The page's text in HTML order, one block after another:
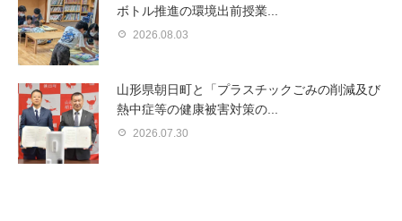
ボトル推進の環境出前授業...
2026.08.03
山形県朝日町と「プラスチックごみの削減及び
熱中症等の健康被害対策の...
2026.07.30